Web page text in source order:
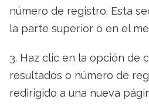
número de registro. Esta
la parte superior o en el
3. Haz clic en la opción de
resultados o número de
redirigido a una nueva